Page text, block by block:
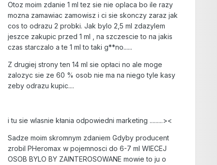
Otoz moim zdanie 1 ml tez sie nie oplaca bo ile razy
mozna zamawiac zamowisz i ci sie skonczy zaraz jak
cos to odrazu 2 probki. Jak bylo 2,5 ml zdazylem
jeszce zakupic przed 1 ml , na szczescie to na jakis
czas starczalo a te 1 ml to taki g**no......
Z drugiej strony ten 14 ml sie opłaci no ale moge
zalozyc sie ze 60 % osob nie ma na niego tyle kasy
zeby odrazu kupic....
i tu sie wlasnie kłania odpowiedni marketing .........><
Sadze moim skromnym zdaniem Gdyby producent
zrobil PHeromax w pojemnosci do 6-7 ml WIECEJ
OSOB BYLO BY ZAINTEROSOWANE mowie to ju o